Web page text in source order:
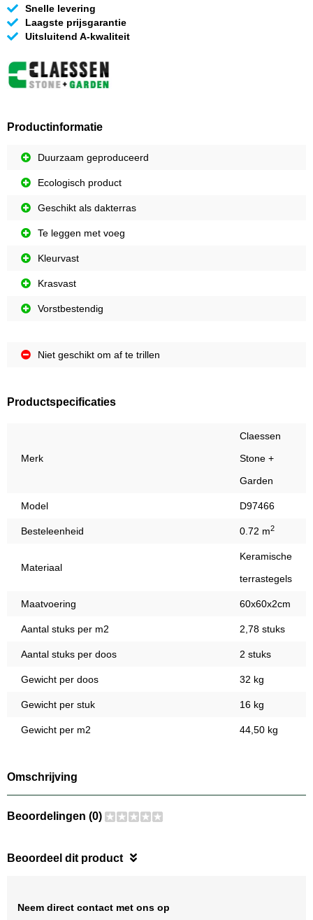
Snelle levering
Laagste prijsgarantie
Uitsluitend A-kwaliteit
Productinformatie
Duurzaam geproduceerd
Ecologisch product
Geschikt als dakterras
Te leggen met voeg
Kleurvast
Krasvast
Vorstbestendig
Niet geschikt om af te trillen
Productspecificaties
Merk
Claessen
Stone +
Garden
Model D97466
Besteleenheid 0.72 m2
Materiaal
Keramische
terrastegels
Maatvoering 60x60x2cm
Aantal stuks per m2 2,78 stuks
Aantal stuks per doos 2 stuks
Gewicht per doos 32 kg
Gewicht per stuk 16 kg
Gewicht per m2 44,50 kg
Omschrijving
Beoordelingen (0)
Beoordeel dit product
Neem direct contact met ons op